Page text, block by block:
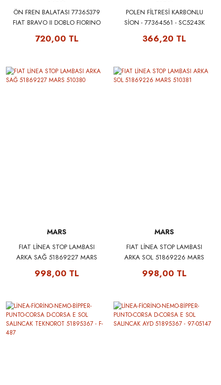
ÖN FREN BALATASI 77365379
FIAT BRAVO II DOBLO FIORINO
PUNTO STILO IDEA LINEA 08>
720,00 TL
POLEN FİLTRESİ KARBONLU
SİON - 77364561 - SC5243K
366,20 TL
MARS
FIAT LİNEA STOP LAMBASI
ARKA SAĞ 51869227 MARS
998,00 TL
MARS
FIAT LİNEA STOP LAMBASI
ARKA SOL 51869226 MARS
998,00 TL